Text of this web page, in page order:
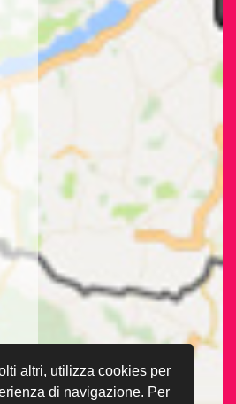
altri, utilizza cookies per
di navigazione. Per